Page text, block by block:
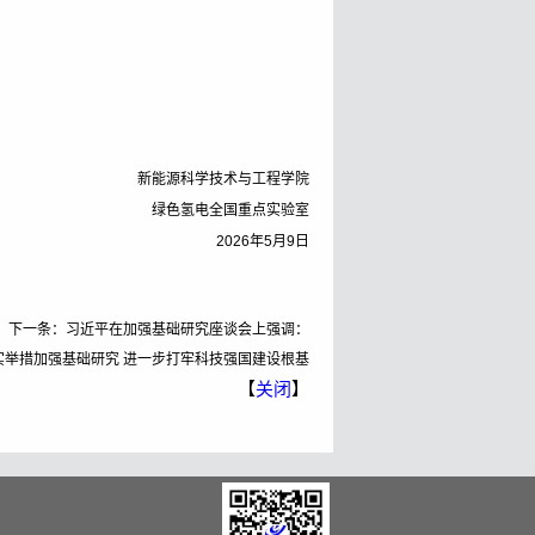
新能源科学技术与工程学院
绿色氢电全国重点实验室
2026年5月9日
下一条： 习近平在加强基础研究座谈会上强调：
举措加强基础研究 进一步打牢科技强国建设根基
【关闭 】